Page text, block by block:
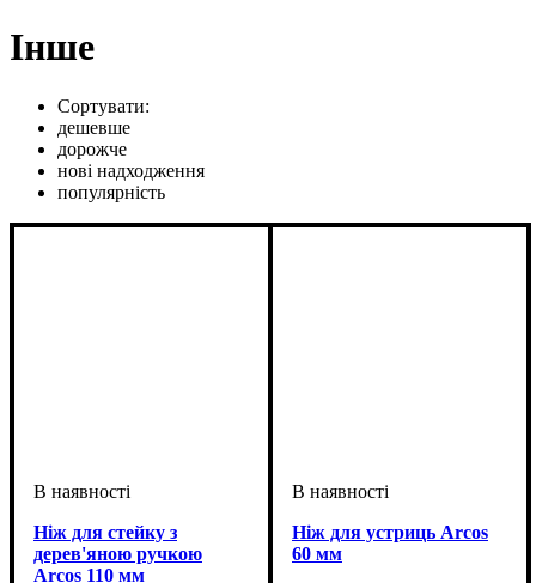
Інше
Сортувати:
дешевше
дорожче
нові надходження
популярність
Ніж для стейку з
дерев'яною ручкою
Arcos 110 мм
Ніж для устриць Arcos
60 мм